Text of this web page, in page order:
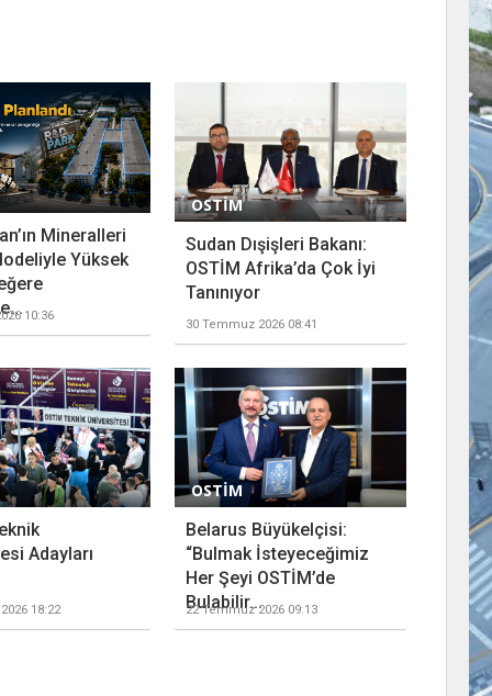
Mineralleri
Yüksek
10:36
OSTİM
Sudan Dışişleri Bakanı:
OSTİM Afrika’da Çok İyi
Tanınıyor
30 Temmuz 2026 08:41
Adayları
18:22
OSTİM
Belarus Büyükelçisi:
“Bulmak İsteyeceğimiz
Her Şeyi OSTİM’de
Bulabilir...
22 Temmuz 2026 09:13